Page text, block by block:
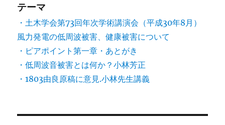
テーマ
・土木学会第73回年次学術講演会（平成30年8月）
風力発電の低周波被害、健康被害について
・ピアポイント第一章・あとがき
・低周波音被害とは何か？小林芳正
・1803由良原稿に意見.小林先生講義